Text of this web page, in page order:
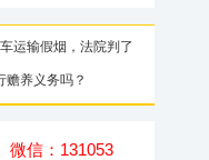
运输假烟，法院判了
赡养义务吗？
微信：131053